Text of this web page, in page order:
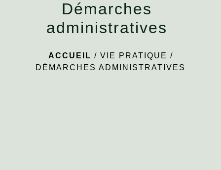
Démarches
administratives
ACCUEIL / VIE PRATIQUE /
DÉMARCHES ADMINISTRATIVES